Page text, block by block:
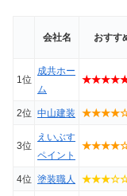
会社名 おすす
1位
成共ホー
ム
★★★★★
2位 中山建装 ★★★★☆
3位
えいぶす
ペイント
★★★★☆
4位 塗装職人 ★★★☆☆